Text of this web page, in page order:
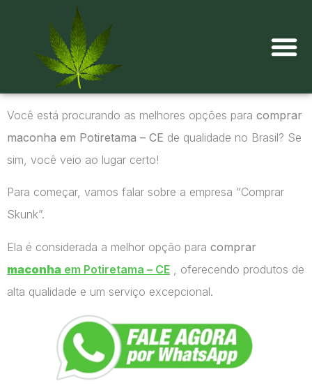
Você está procurando as melhores opções para comprar
maconha em Potiretama – CE de qualidade no Brasil? Se
sim, você veio ao lugar certo!
Para começar, vamos falar sobre a empresa “Comprar
Skunk”.
Ela é considerada a melhor opção para comprar
maconha em Potiretama – CE , oferecendo produtos de
alta qualidade e um serviço excepcional.